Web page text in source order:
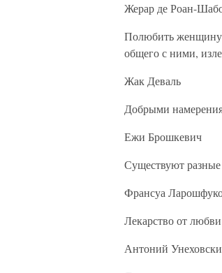
Жерар де Роан-
Полюбить женщину
общего с ними,
Жак Деваль
Добрыми
Ежи Брошкевич
Существуют
Франсуа
Лекарство от
Антоний